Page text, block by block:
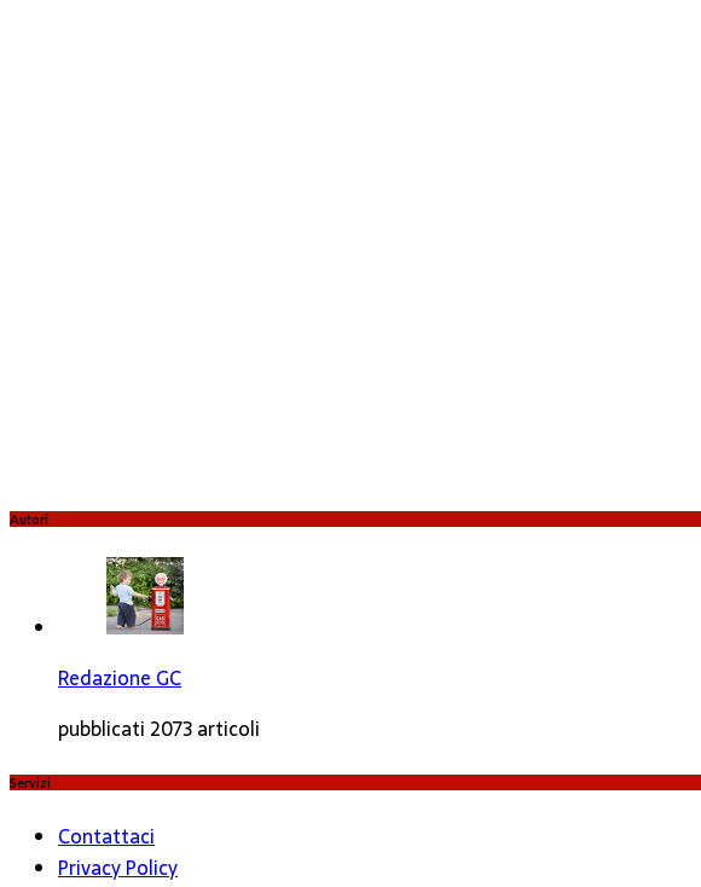
Autori
Redazione GC
pubblicati 2073 articoli
Servizi
Contattaci
Privacy Policy